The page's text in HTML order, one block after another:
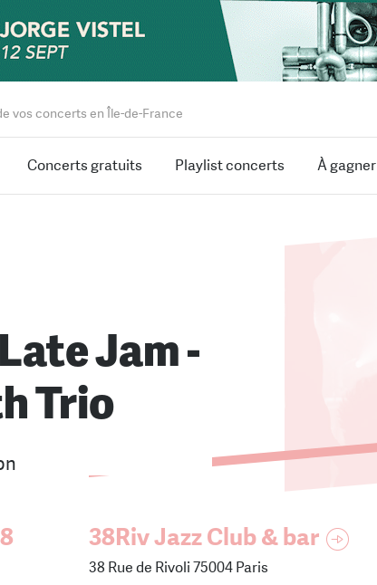
vos concerts en Île-de-France
Concerts gratuits Playlist concerts À gagner
Jam -
Trio
38Riv Jazz Club & bar
38 Rue de Rivoli 75004 Paris